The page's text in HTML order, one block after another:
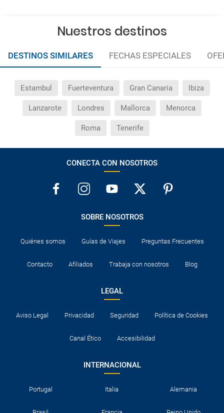
Nuestros destinos
DESTINOS SIMILARES FECHAS ESPECIALES
Estambul Fuerteventura Gran Canaria Ibiza
Lanzarote Londres Mallorca Menorca
Roma Tenerife
CONECTA CON NOSOTROS
SOBRE NOSOTROS
Quiénes somos Guías de Viajes Preguntas Frecuentes
Contacto Afiliados Trabaja con nosotros Blog
LEGAL
Aviso Legal Privacidad Seguridad Política de Cookies
Canal Ético Accesibilidad
INTERNACIONAL
Portugal Italia Alemania